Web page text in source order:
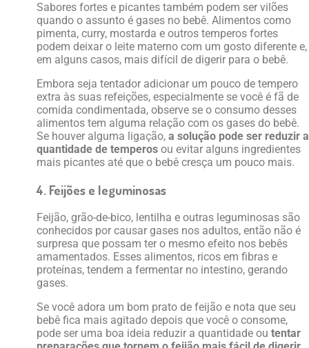
Sabores fortes e picantes também podem ser vilões
quando o assunto é gases no bebê. Alimentos como
pimenta, curry, mostarda e outros temperos fortes
podem deixar o leite materno com um gosto diferente e,
em alguns casos, mais difícil de digerir para o bebê.
Embora seja tentador adicionar um pouco de tempero
extra às suas refeições, especialmente se você é fã de
comida condimentada, observe se o consumo desses
alimentos tem alguma relação com os gases do bebê.
Se houver alguma ligação, a solução pode ser reduzir a
quantidade de temperos ou evitar alguns ingredientes
mais picantes até que o bebê cresça um pouco mais.
4. Feijões e leguminosas
Feijão, grão-de-bico, lentilha e outras leguminosas são
conhecidos por causar gases nos adultos, então não é
surpresa que possam ter o mesmo efeito nos bebês
amamentados. Esses alimentos, ricos em fibras e
proteínas, tendem a fermentar no intestino, gerando
gases.
Se você adora um bom prato de feijão e nota que seu
bebê fica mais agitado depois que você o consome,
pode ser uma boa ideia reduzir a quantidade ou tentar